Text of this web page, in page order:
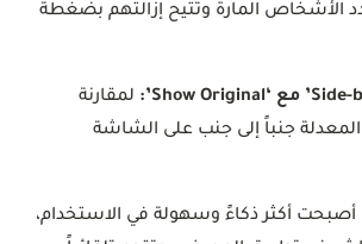
الأشخاص المارة وتتيح إزالتهم بضغطة
لمقارنة
جنباً إلى جنب على الشاشة
أصبحت أكثر ذكاءً وسهولة في الاستخدام،